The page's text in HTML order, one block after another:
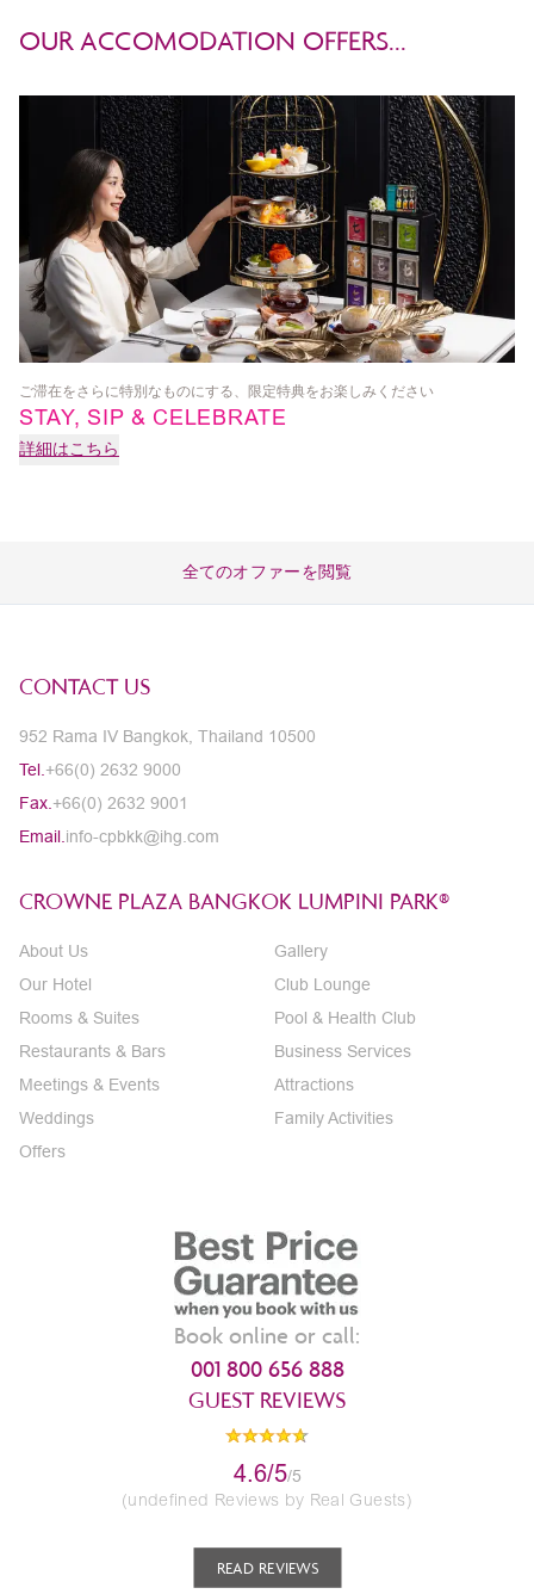
OUR ACCOMODATION OFFERS...
ご滞在をさらに特別なものにする、限定特典をお楽しみください
STAY, SIP & CELEBRATE
詳細はこちら
全てのオファーを閲覧
CONTACT US
952 Rama IV Bangkok, Thailand 10500
Tel. +66(0) 2632 9000
Fax. +66(0) 2632 9001
Email. info-cpbkk@ihg.com
CROWNE PLAZA BANGKOK LUMPINI PARK®
About Us
Our Hotel
Rooms & Suites
Restaurants & Bars
Meetings & Events
Weddings
Offers
Gallery
Club Lounge
Pool & Health Club
Business Services
Attractions
Family Activities
Book online or call:
001 800 656 888
GUEST REVIEWS
4.6/5/5
(undefined Reviews by Real Guests)
READ REVIEWS